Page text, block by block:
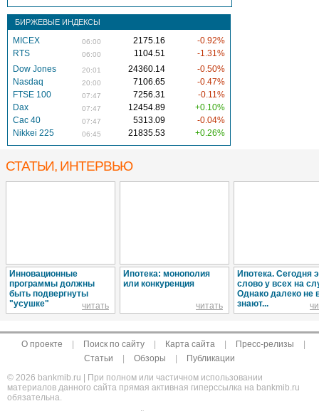
БИРЖЕВЫЕ ИНДЕКСЫ
MICEX 06:00 2175.16
-0.92%
RTS
06:00 1104.51
-1.31%
Dow Jones
20:01 24360.14
-0.50%
Nasdaq
20:00 7106.65
-0.47%
FTSE 100
07:47 7256.31
-0.11%
Dax
07:47 12454.89
+0.10%
Cac 40
07:47 5313.09
-0.04%
Nikkei 225
06:45 21835.53 +0.26%
СТАТЬИ, ИНТЕРВЬЮ
Инновационные
программы должны
быть подвергнуты
"усушке"
читать
Ипотека: монополия
или конкуренция
читать
Ипотека. Сегодня
слово у всех на
Однако далеко не
знают...
О проекте Поиск по сайту Карта сайта Пресс-релизы
Статьи
Обзоры
Публикации
© 2026 bankmib.ru | При полном или частичном использовании
материалов данного сайта прямая активная гиперссылка на bankmib.ru
обязательна.